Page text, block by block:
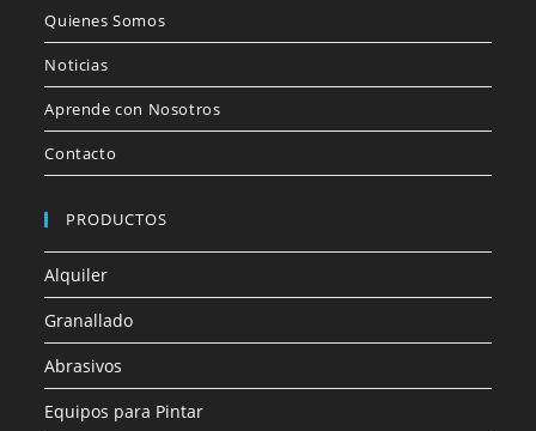
Quienes Somos
Noticias
Aprende con Nosotros
Contacto
PRODUCTOS
Alquiler
Granallado
Abrasivos
Equipos para Pintar